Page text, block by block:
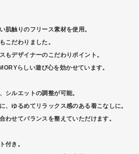
肌触りのフリース素材を使用。
こだわりました。
もデザイナーのこだわりポイント。
らしい遊び心を効かせています。
シルエットの調整が可能。
、ゆるめてリラックス感のある着こなしに。
わせてバランスを整えていただけます。
付き。